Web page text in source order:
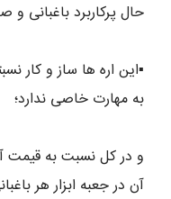
حال پرکاربرد باغبانی
▪️این اره ها ساز و کار
به مهارت خاصی ندارد؛
و در کل نسبت به قیمت
آن در جعبه ابزار هر